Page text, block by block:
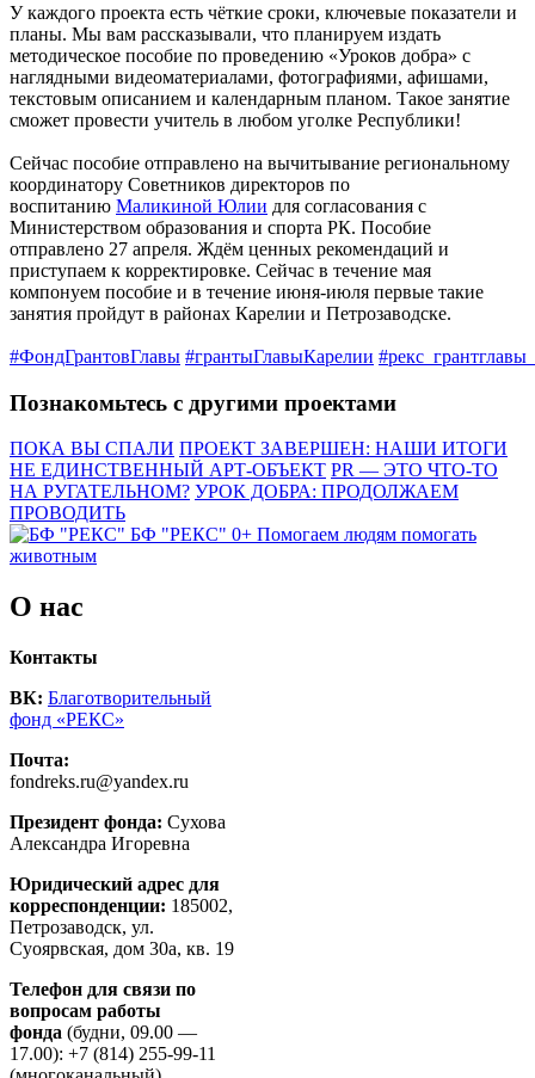
У каждого проекта есть чёткие сроки, ключевые показатели и
планы. Мы вам рассказывали, что планируем издать
методическое пособие по проведению «Уроков добра» с
наглядными видеоматериалами, фотографиями, афишами,
текстовым описанием и календарным планом. Такое занятие
сможет провести учитель в любом уголке Республики!
Сейчас пособие отправлено на вычитывание региональному
координатору Советников директоров по
воспитанию Маликиной Юлии для согласования с
Министерством образования и спорта РК. Пособие
отправлено 27 апреля. Ждём ценных рекомендаций и
приступаем к корректировке. Сейчас в течение мая
компонуем пособие и в течение июня-июля первые такие
занятия пройдут в районах Карелии и Петрозаводске.
#ФондГрантовГлавы #грантыГлавыКарелии
Познакомьтесь с другими проектами
ПОКА ВЫ СПАЛИ ПРОЕКТ ЗАВЕРШЕН: НАШИ ИТОГИ
НЕ ЕДИНСТВЕННЫЙ АРТ-ОБЪЕКТ PR — ЭТО ЧТО-ТО
НА РУГАТЕЛЬНОМ? УРОК ДОБРА: ПРОДОЛЖАЕМ
ПРОВОДИТЬ
БФ "РЕКС" 0+ Помогаем людям помогать
животным
О нас
Контакты
ВК: Благотворительный
фонд «РЕКС»
Почта:
fondreks.ru@yandex.ru
Президент фонда: Сухова
Александра Игоревна
Юридический адрес для
корреспонденции: 185002,
Петрозаводск, ул.
Суоярвская, дом 30а, кв. 19
Телефон для связи по
вопросам работы
фонда (будни, 09.00 —
17.00): +7 (814) 255-99-11